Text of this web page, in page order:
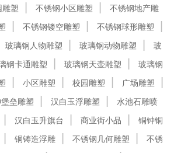
雕塑 不锈钢小区雕塑
不锈钢地产雕
不锈钢镂空雕塑
不锈钢球形雕塑
玻璃钢人物雕塑 玻璃钢动物雕塑
玻
钢卡通雕塑 玻璃钢天壶雕塑
玻璃钢
小区雕塑 校园雕塑
广场雕塑
垒雕塑 汉白玉浮雕塑
水池石雕喷
汉白玉升旗台 商业街小品
铜钟铜
铜铸造浮雕 不锈钢几何雕塑
不锈